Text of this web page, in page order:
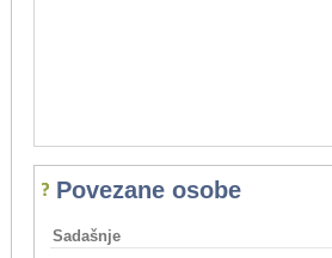
Povezane osobe
Sadašnje